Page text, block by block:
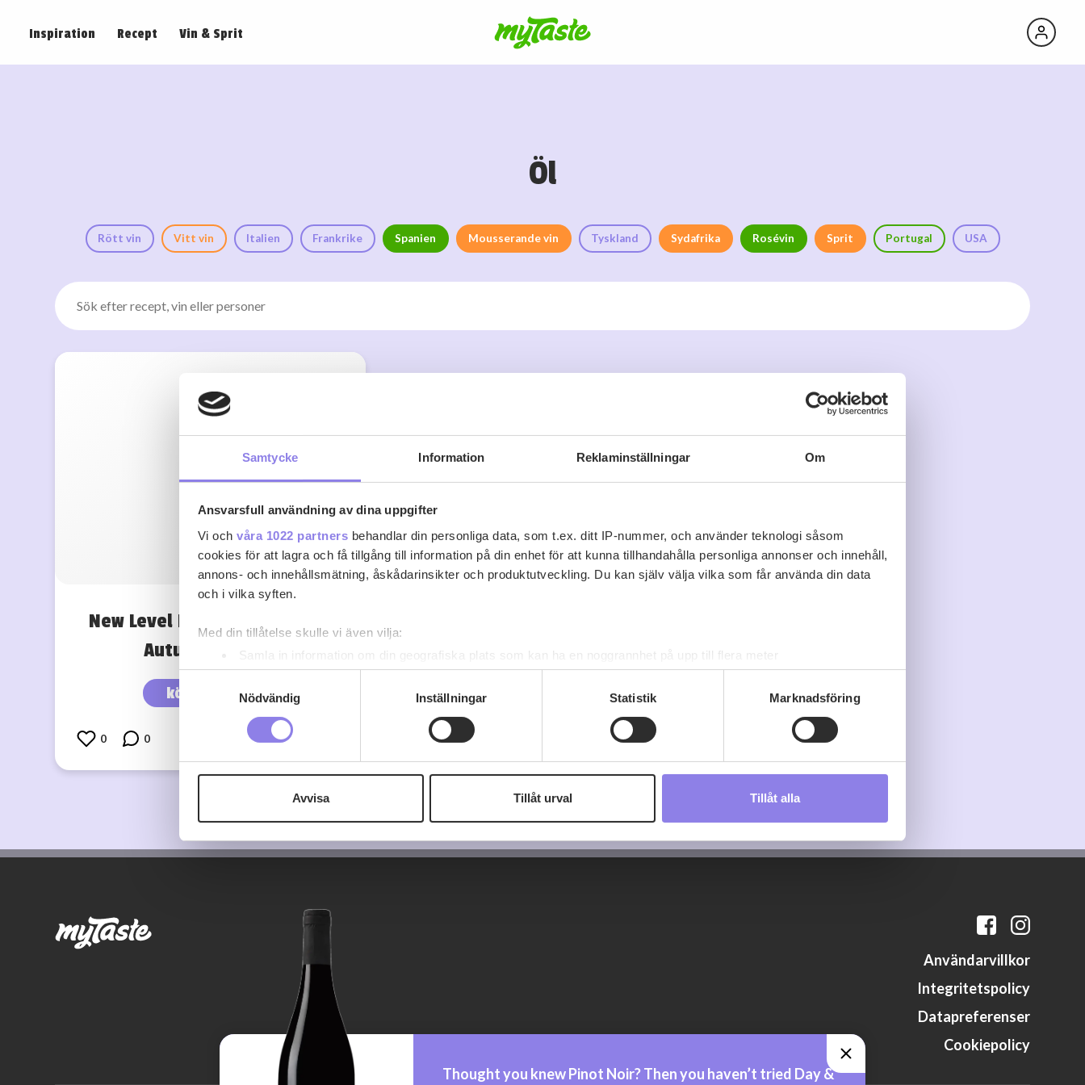
Samtycke Information Reklaminställningar Om
Ansvarsfull användning av dina uppgifter
Vi och våra 1022 partners behandlar din personliga data, som t.ex. ditt IP-nummer, och använder teknologi såsom
cookies för att lagra och få tillgång till information på din enhet för att kunna tillhandahålla personliga annonser och innehåll,
annons- och innehållsmätning, åskådarinsikter och produktutveckling. Du kan själv välja vilka som får använda din data
och i vilka syften.
Med din tillåtelse skulle vi även vilja:
Samla in information om din geografiska plats som kan ha en noggrannhet på upp till flera meter
Identifiera din enhet genom att aktivt skanna den för specifika kännetecken (fingeravtryck)
Ta reda på mer om hur dina personliga uppgifter behandlas och ställ in dina preferenser i
detaljsektionen. Du kan ändra
eller dra tillbaka ditt samtycke när som helst från cookie-förklaringen.
eller äldre. Genom att besöka webbplatsen intygar du att du är 25 år eller äldre.
till de sociala medier och annons- och analysföretag som vi samarbetar med. Dessa kan i sin tur kombinera informationen
Samtyckesval
Nödvändig
Inställningar Statistik Marknadsföring
Avvisa Tillåt urval Tillåt alla
Inspiration Recept Vin & Sprit
Öl
Rött vin Vitt vin Italien Frankrike Spanien Mousserande vin Tyskland Sydafrika Rosévin Sprit Portugal USA
New Level Brewing Berserker
Autumn Red Ale
köp 38.50 kr
0 0
Användarvillkor
Integritetspolicy
Datapreferenser
Cookiepolicy
Thought you knew Pinot Noir? Then you haven’t tried Day &